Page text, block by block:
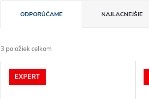
a
d
e
ODPORÚČAME NAJLACNEJŠIE
3 položiek celkom
VEXPERT